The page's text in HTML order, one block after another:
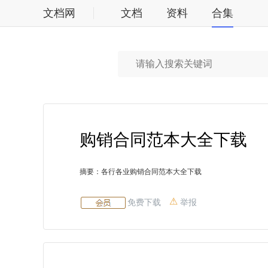
文档网 文档 资料 合集
购销合同范本大全下载
摘要：各行各业购销合同范本大全下载
免费下载 举报